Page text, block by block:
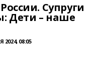
Супруги
Дети – наше
2024, 08:05